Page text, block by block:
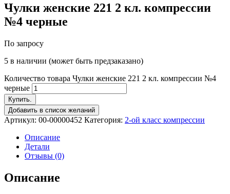
Чулки женские 221 2 кл. компрессии
№4 черные
По запросу
5 в наличии (может быть предзаказано)
Количество товара Чулки женские 221 2 кл. компрессии №4
черные
Купить.
Добавить в список желаний
Артикул: 00-00000452 Категория: 2-ой класс компрессии
Описание
Детали
Отзывы (0)
Описание